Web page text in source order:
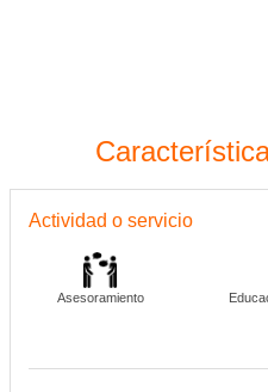
Actividad o servicio
Asesoramiento